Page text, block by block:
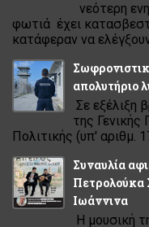
νεότερη
φωτιά έχει
κατάφεραν να
απολυτήριο
Σε εξέλιξη
της Γενικής
Πολιτικής (υπ' αριθμ.
Συναυλία
Πετρολούκα
Ιωάννινα
Η μουσική